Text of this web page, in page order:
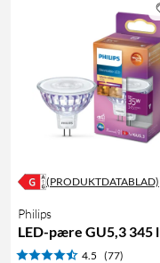
(PRODUKTDATABLAD)
Philips
LED-pære GU5,3 345
4.5 (77)